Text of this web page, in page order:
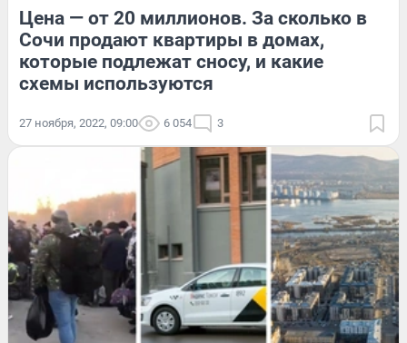
Цена — от 20 миллионов. За сколько в
Сочи продают квартиры в домах,
которые подлежат сносу, и какие
схемы используются
27 ноября, 2022, 09:00 6 054 3